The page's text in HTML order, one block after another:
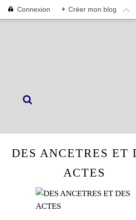
Connexion + Créer mon blog
DES ANCETRES ET
ACTES